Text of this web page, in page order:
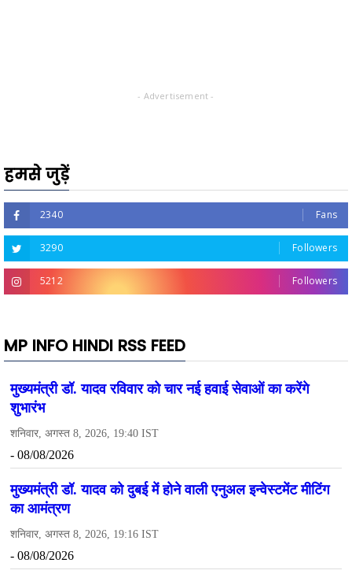
- Advertisement -
हमसे जुड़ें
2340 Fans
3290 Followers
5212 Followers
MP INFO HINDI RSS FEED